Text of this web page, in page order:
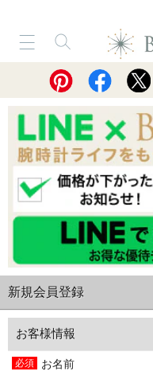
サービス
新規会員登録
お客様情報
お名前